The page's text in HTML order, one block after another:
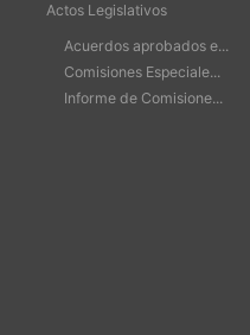
Actos Legislativos
Acuerdos aprobados e...
Comisiones Especiale...
Informe de Comisione...